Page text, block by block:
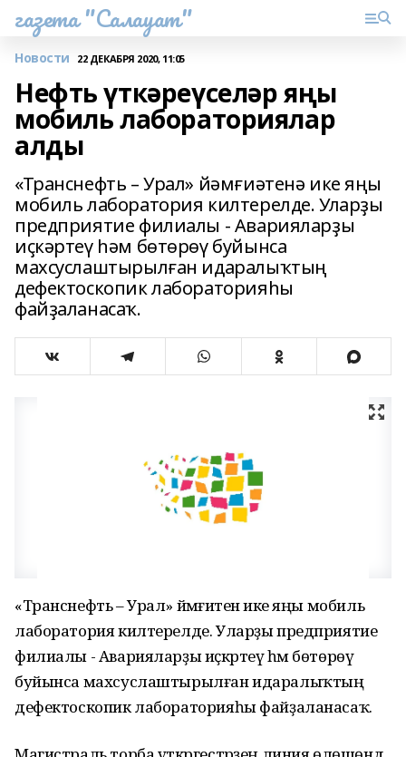
газета "Салауат"
Новости 22 ДЕКАБРЯ 2020, 11:05
Нефть үткәреүселәр яңы
мобиль лабораториялар
алды
«Транснефть – Урал» йәмғиәтенә ике яңы
мобиль лаборатория килтерелде. Уларҙы
предприятие филиалы - Аварияларҙы
иҫкәртеү һәм бөтөрөү буйынса
махсуслаштырылған идаралыҡтың
дефектоскопик лабораторияһы
файҙаланасаҡ.
«Транснефть – Урал» йәмғиәтенә ике яңы мобиль
лаборатория килтерелде. Уларҙы предприятие
филиалы - Аварияларҙы иҫкәртеү һәм бөтөрөү
буйынса махсуслаштырылған идаралыҡтың
дефектоскопик лабораторияһы файҙаланасаҡ.